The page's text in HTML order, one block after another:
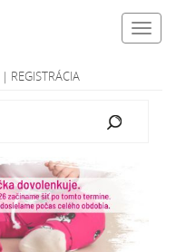
| REGISTRÁCIA